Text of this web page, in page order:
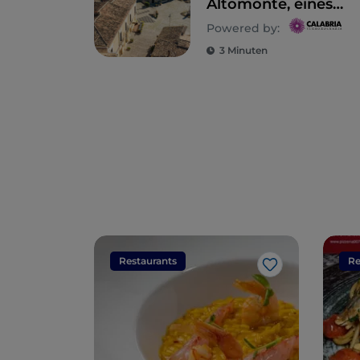
Altomonte, eines
der schönsten
Dörfer Italiens
Powered by:
3 Minuten
Restaurants
Like